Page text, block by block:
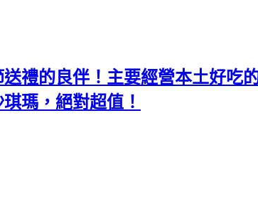
禮的良伴！主要經營本土好吃
瑪，絕對超值！